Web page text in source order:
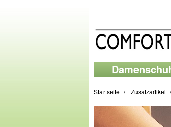
Startseite Zusatzartikel